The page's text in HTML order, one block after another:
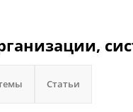
Статьи